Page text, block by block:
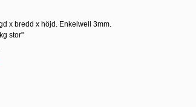
x bredd x höjd. Enkelwell 3mm.
stor"